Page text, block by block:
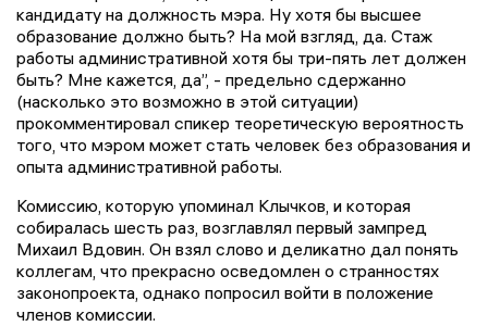
кандидату на должность мэра. Ну хотя бы высшее
образование должно быть? На мой взгляд, да. Стаж
работы административной хотя бы три-пять лет должен
быть? Мне кажется, да”, - предельно сдержанно
(насколько это возможно в этой ситуации)
прокомментировал спикер теоретическую вероятность
того, что мэром может стать человек без образования и
опыта административной работы.
Комиссию, которую упоминал Клычков, и которая
собиралась шесть раз, возглавлял первый зампред
Михаил Вдовин. Он взял слово и деликатно дал понять
коллегам, что прекрасно осведомлен о странностях
законопроекта, однако попросил войти в положение
членов комиссии.